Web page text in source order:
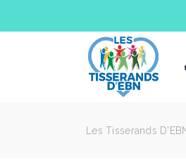
Les Tisserands